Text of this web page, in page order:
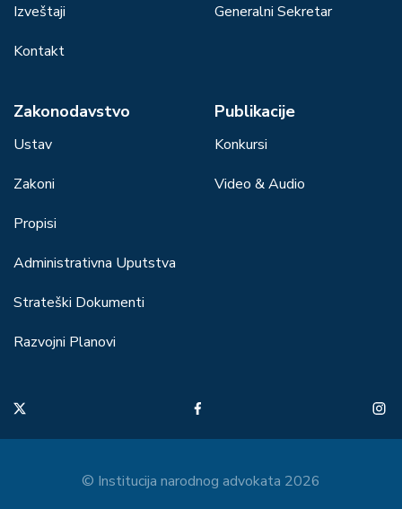
Izveštaji
Kontakt
Generalni Sekretar
Zakonodavstvo
Ustav
Zakoni
Propisi
Administrativna Uputstva
Strateški Dokumenti
Razvojni Planovi
Publikacije
Konkursi
Video & Audio
© Institucija narodnog advokata 2026